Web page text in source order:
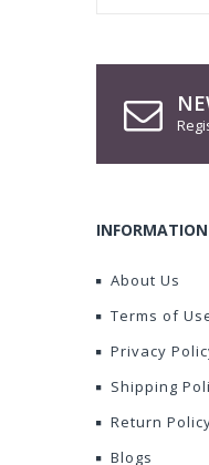
INFORMATION
About Us
Terms of
Privacy
Shipping
Return
Blogs